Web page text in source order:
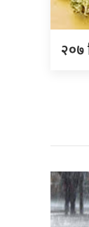
२०७